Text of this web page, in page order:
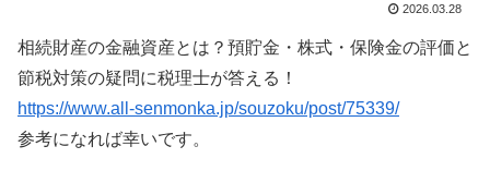
2026.03.28
相続財産の金融資産とは？預貯金・株式・保険金の評価と
節税対策の疑問に税理士が答える！
https://www.all-senmonka.jp/souzoku/post/75339/
参考になれば幸いです。